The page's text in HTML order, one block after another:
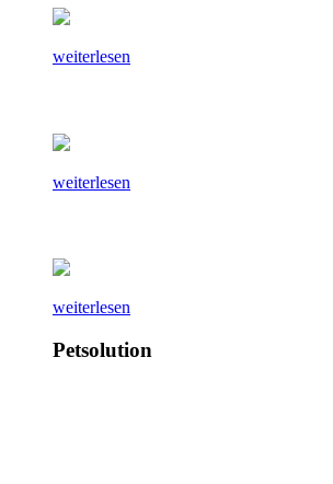
weiterlesen
weiterlesen
weiterlesen
Petsolution